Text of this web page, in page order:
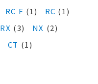
RC F (1) RC (1)
RX (3) NX (2)
CT (1)